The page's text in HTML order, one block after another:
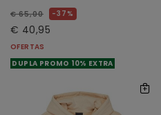
€ 65,00 37%
€ 40,95
OFERTAS
DUPLA PROMO 10% EXTRA